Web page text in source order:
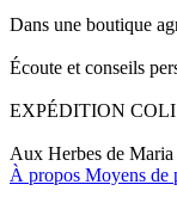
Dans une boutique
Écoute et conseils
EXPÉDITION
Aux Herbes de
À propos Moyens de